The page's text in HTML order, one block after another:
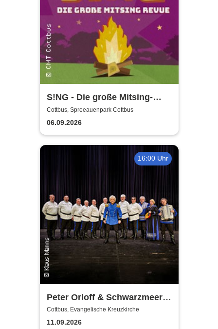
S!NG - Die große Mitsing-
Revue
Cottbus, Spreeauenpark Cottbus
06.09.2026
16:00 Uhr
Peter Orloff & Schwarzmeer
Kosaken-Chor - Das
Wolgalied
Cottbus, Evangelische Kreuzkirche
11.09.2026